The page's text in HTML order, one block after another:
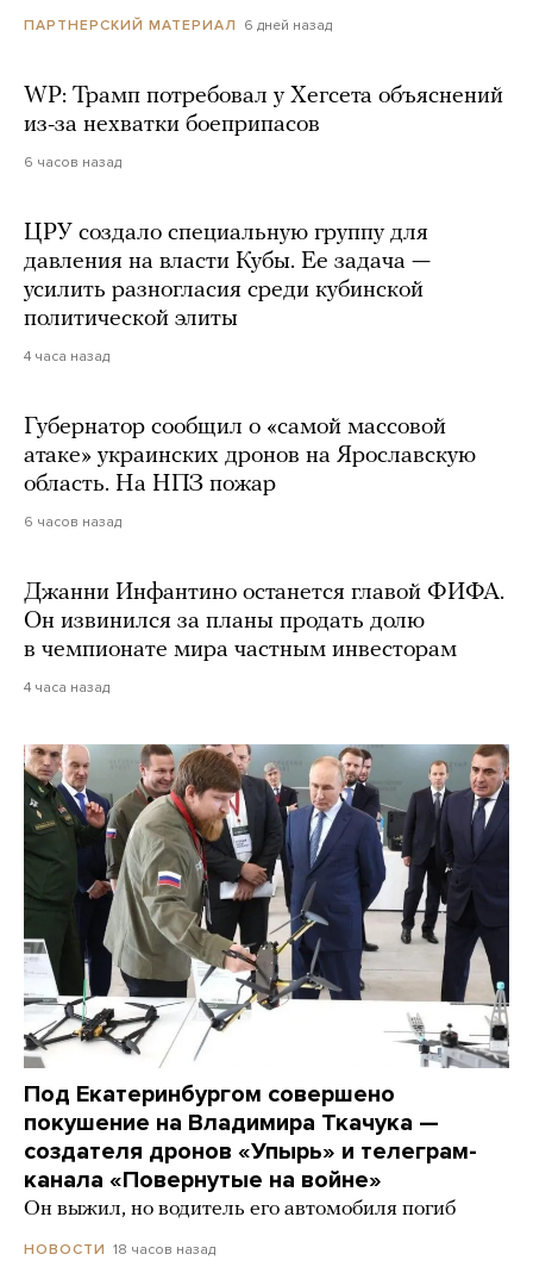
ПАРТНЕРСКИЙ МАТЕРИАЛ 6 дней назад
WP: Трамп потребовал у Хегсета объяснений
из-за нехватки боеприпасов
6 часов назад
ЦРУ создало специальную группу для
давления на власти Кубы. Ее задача —
усилить разногласия среди кубинской
политической элиты
4 часа назад
Губернатор сообщил о «самой массовой
атаке» украинских дронов на Ярославскую
область. На НПЗ пожар
6 часов назад
Джанни Инфантино останется главой ФИФА.
Он извинился за планы продать долю
в чемпионате мира частным инвесторам
4 часа назад
Под Екатеринбургом совершено
покушение на Владимира Ткачука —
создателя дронов «Упырь» и телеграм-
канала «Повернутые на войне»
Он выжил, но водитель его автомобиля погиб
НОВОСТИ 18 часов назад